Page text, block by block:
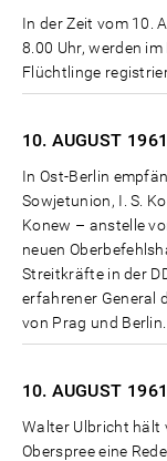
In der Zeit vom 10.
8.00 Uhr, werden
Flüchtlinge
10. AUGUST 1961
In Ost-Berlin
Sowjetunion, I. S.
Konew – anstelle
neuen
Streitkräfte in der
erfahrener General
von Prag und Berlin.
10. AUGUST 1961
Walter Ulbricht hält
Oberspree eine